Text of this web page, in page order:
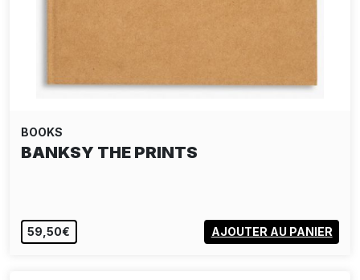
BOOKS
BANKSY THE PRINTS
59,50€ AJOUTER AU PANIER